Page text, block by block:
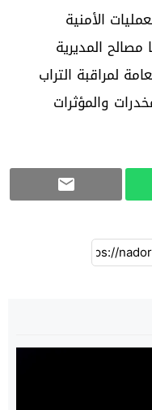
الأمنية
المديرية
لمراقبة التراب
والمؤثرات